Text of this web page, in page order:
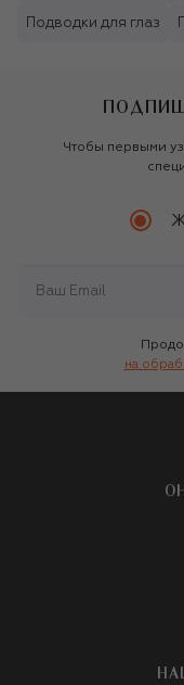
Подводки для глаз
Чтобы первыми
на